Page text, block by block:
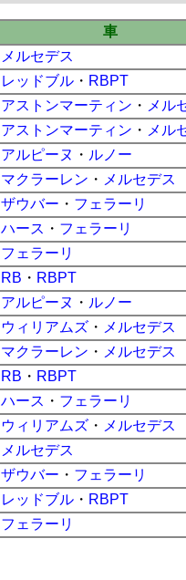
車
メルセデス
レッドブル ・ RBPT
アストンマーティン ・ メル
アストンマーティン ・ メル
アルピーヌ ・ ルノー
マクラーレン ・ メルセデス
ザウバー ・ フェラーリ
ハース ・ フェラーリ
フェラーリ
RB ・ RBPT
アルピーヌ ・ ルノー
ウィリアムズ ・ メルセデス
マクラーレン ・ メルセデス
RB ・ RBPT
ハース ・ フェラーリ
ウィリアムズ ・ メルセデス
メルセデス
ザウバー ・ フェラーリ
レッドブル ・ RBPT
フェラーリ